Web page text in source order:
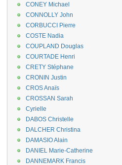
CONEY Michael
CONNOLLY John
CORBUCCI Pierre
COSTE Nadia
COUPLAND Douglas
COURTADE Henri
CRETY Stéphane
CRONIN Justin
CROS Anaïs
CROSSAN Sarah
Cyrielle
DABOS Christelle
DALCHER Christina
DAMASIO Alain
DANIEL Marie-Catherine
DANNEMARK Francis